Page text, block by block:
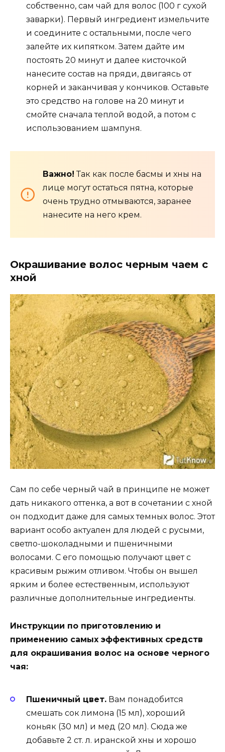
собственно, сам чай для волос (100 г сухой
заварки). Первый ингредиент измельчите
и соедините с остальными, после чего
залейте их кипятком. Затем дайте им
постоять 20 минут и далее кисточкой
нанесите состав на пряди, двигаясь от
корней и заканчивая у кончиков. Оставьте
это средство на голове на 20 минут и
смойте сначала теплой водой, а потом с
использованием шампуня.
Важно! Так как после басмы и хны на
лице могут остаться пятна, которые
очень трудно отмываются, заранее
нанесите на него крем.
Окрашивание волос черным чаем с
хной
Сам по себе черный чай в принципе не может
дать никакого оттенка, а вот в сочетании с хной
он подходит даже для самых темных волос. Этот
вариант особо актуален для людей с русыми,
светло-шоколадными и пшеничными
волосами. С его помощью получают цвет с
красивым рыжим отливом. Чтобы он вышел
ярким и более естественным, используют
различные дополнительные ингредиенты.
Инструкции по приготовлению и
применению самых эффективных средств
для окрашивания волос на основе черного
чая:
Пшеничный цвет. Вам понадобится
смешать сок лимона (15 мл), хороший
коньяк (30 мл) и мед (20 мл). Сюда же
добавьте 2 ст. л. иранской хны и хорошо